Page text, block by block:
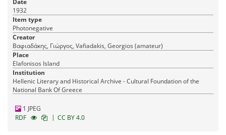
Date
1932
Item type
Photonegative
Creator
Βαφιαδάκης, Γιώργος, Vafiadakis, Georgios (amateur)
Place
Elafonisos Island
Institution
Hellenic Literary and Historical Archive - Cultural Foundation of the
National Bank Of Greece
1 JPEG
RDF
| CC BY 4.0